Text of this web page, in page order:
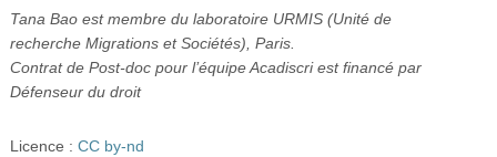
Tana Bao est membre du laboratoire URMIS (Unité de
recherche Migrations et Sociétés), Paris.
Contrat de Post-doc pour l’équipe Acadiscri est financé par
Défenseur du droit
Licence : CC by-nd